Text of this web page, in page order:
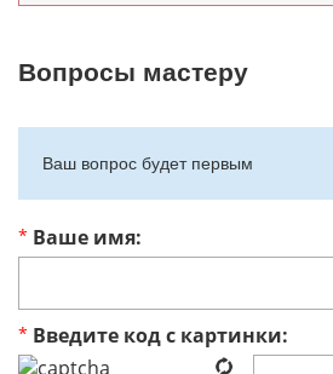
Вопросы мастеру
Ваш вопрос будет первым
* Ваше имя:
* Введите код с картинки: